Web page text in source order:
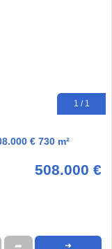
1 / 1
€ 730 m²
508.000 €
➦ ➜